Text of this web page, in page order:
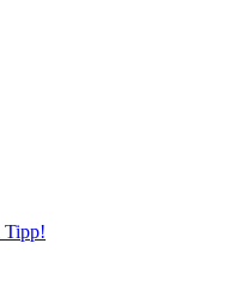
Tipp!